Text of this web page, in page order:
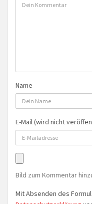
Name
E-Mail (wird nicht
Bild zum Kommentar
Mit Absenden des